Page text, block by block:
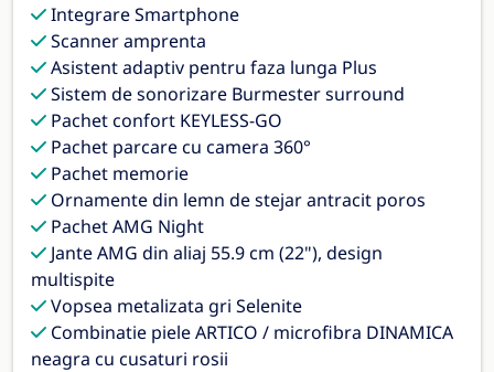
Integrare Smartphone
Scanner amprenta
Asistent adaptiv pentru faza lunga Plus
Sistem de sonorizare Burmester surround
Pachet confort KEYLESS-GO
Pachet parcare cu camera 360°
Pachet memorie
Ornamente din lemn de stejar antracit poros
Pachet AMG Night
Jante AMG din aliaj 55.9 cm (22"), design
multispite
Vopsea metalizata gri Selenite
Combinatie piele ARTICO / microfibra DINAMICA
neagra cu cusaturi rosii